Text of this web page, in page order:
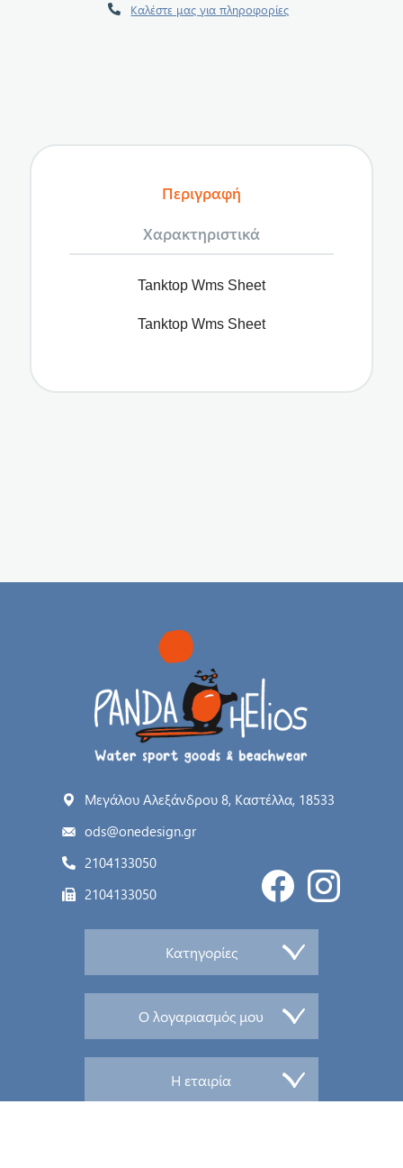
Καλέστε μας για πληροφορίες
Περιγραφή
Χαρακτηριστικά
Tanktop Wms Sheet
Tanktop Wms Sheet
Μεγάλου Αλεξάνδρου 8, Καστέλλα, 18533
ods@onedesign.gr
2104133050
2104133050
Κατηγορίες
Ο λογαριασμός μου
Η εταιρία